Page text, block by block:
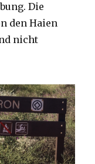
Die
den Haien
nicht